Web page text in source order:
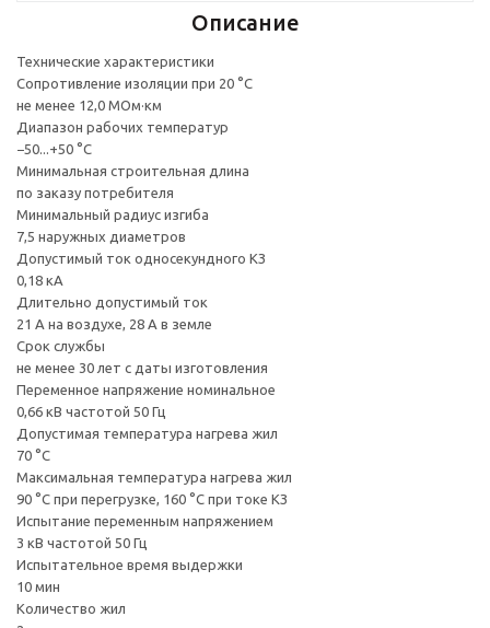
Описание
Технические характеристики
Сопротивление изоляции при 20 °С
не менее 12,0 МОм·км
Диапазон рабочих температур
−50...+50 °C
Минимальная строительная длина
по заказу потребителя
Минимальный радиус изгиба
7,5 наружных диаметров
Допустимый ток односекундного КЗ
0,18 кА
Длительно допустимый ток
21 А на воздухе, 28 А в земле
Срок службы
не менее 30 лет с даты изготовления
Переменное напряжение номинальное
0,66 кВ частотой 50 Гц
Допустимая температура нагрева жил
70 °C
Максимальная температура нагрева жил
90 °C при перегрузке, 160 °C при токе КЗ
Испытание переменным напряжением
3 кВ частотой 50 Гц
Испытательное время выдержки
10 мин
Количество жил